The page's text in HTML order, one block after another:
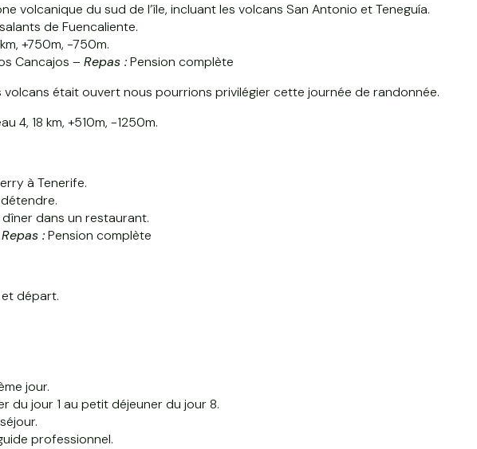
volcanique du sud de l’île, incluant les volcans San Antonio et Teneguía.
de Fuencaliente.
+750m, -750m.
Cancajos –Repas :Pension complète
volcans était ouvert nous pourrions privilégier cette journée de randonnée.
4, 18 km, +510m, -1250m.
à Tenerife.
dans un restaurant.
Repas :Pension complète
départ.
jour.
du jour 1 au petit déjeuner du jour 8.
professionnel.